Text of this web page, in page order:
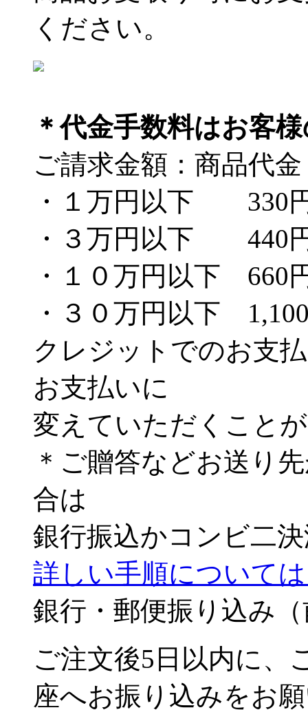
ください。
＊代金手数料はお客
ご請求金額：商品代
・１万円以下 330
・３万円以下 440
・１０万円以下 660
・３０万円以下
クレジットでのお支
お支払いに
変えていただくこと
＊ご贈答などお送り
合は
銀行振込かコンビ二
詳しい手順について
銀行・郵便振り込み
ご注文後5日以内に、
座へお振り込みをお